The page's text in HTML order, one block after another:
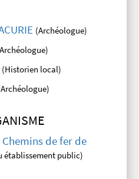
(Archéologue)
(Historien local)
de fer de
établissement public)